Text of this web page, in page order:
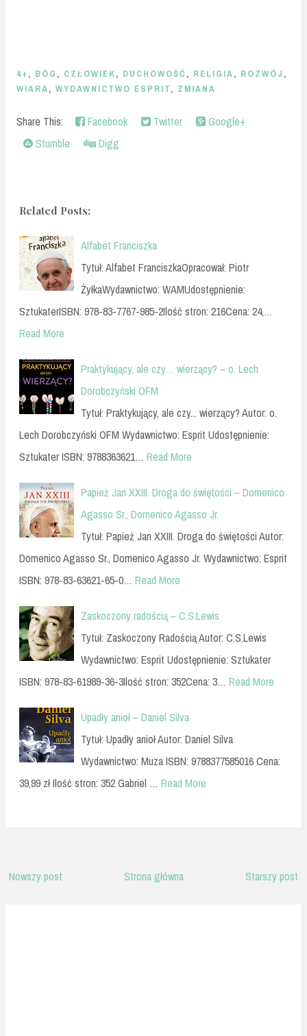
4+ , BÓG , CZŁOWIEK, DUCHOWOŚĆ , RELIGIA, ROZWÓJ ,
WIARA, WYDAWNICTWO ESPRIT, ZMIANA
Share This: Facebook Twitter
Google+
Stumble
Digg
Related Posts:
Alfabet Franciszka
Tytuł: Alfabet FranciszkaOpracował: Piotr
ŻyłkaWydawnictwo: WAMUdostępnienie:
SztukaterISBN: 978-83-7767-985-2Ilość stron: 216Cena: 24,…
Read More
Praktykujący, ale czy… wierzący? – o. Lech
Dorobczyński OFM
Tytuł: Praktykujący, ale czy... wierzący? Autor: o.
Lech Dorobczyński OFM Wydawnictwo: Esprit Udostępnienie:
Sztukater ISBN: 9788363621… Read More
Papież Jan XXIII. Droga do świętości – Domenico
Agasso Sr., Domenico Agasso Jr.
Tytuł: Papież Jan XXIII. Droga do świętości Autor:
Domenico Agasso Sr., Domenico Agasso Jr. Wydawnictwo: Esprit
ISBN: 978-83-63621-65-0… Read More
Zaskoczony radością – C.S.Lewis
Tytuł: Zaskoczony Radością Autor: C.S.Lewis
Wydawnictwo: Esprit Udostępnienie: Sztukater
ISBN: 978-83-61989-36-3Ilość stron: 352Cena: 3… Read More
Upadły anioł – Daniel Silva
Tytuł: Upadły anioł Autor: Daniel Silva
Wydawnictwo: Muza ISBN: 9788377585016 Cena:
39,99 zł Ilość stron: 352 Gabriel … Read More
Nowszy post Starszy post
Strona główna